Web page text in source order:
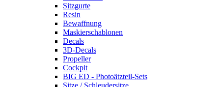
Sitzgurte
Resin
Bewaffnung
Maskierschablonen
Decals
3D-Decals
Propeller
Cockpit
BIG ED - Photoätzteil-Sets
Sitze / Schleudersitze